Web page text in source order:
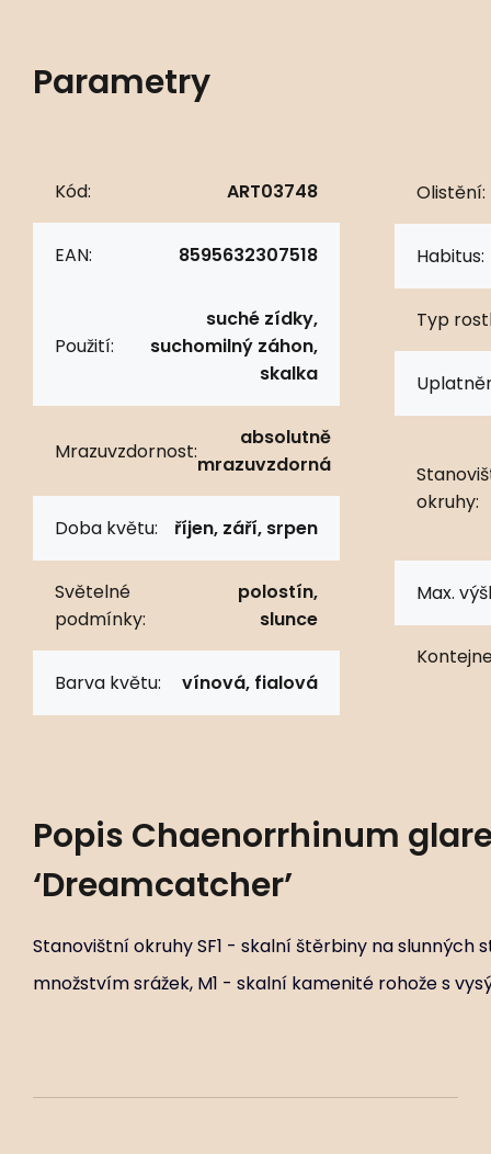
Parametry
Kód: ART03748
EAN: 8595632307518
Použití:
suché zídky,
suchomilný záhon,
skalka
Mrazuvzdornost:
absolutně
mrazuvzdorná
Doba květu: říjen, září, srpen
Světelné
podmínky:
polostín,
slunce
Barva květu: vínová, fialová
Olistění:
Habitus:
Typ
okruhy:
Max.
Popis Chaenorrhinum
‘Dreamcatcher’
Stanovištní okruhy SF1 - skalní štěrbiny na slunných
množstvím srážek, M1 - skalní kamenité rohože s